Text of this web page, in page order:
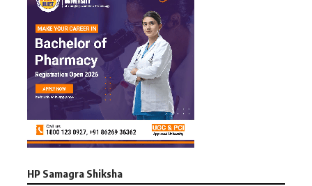
HP Samagra Shiksha